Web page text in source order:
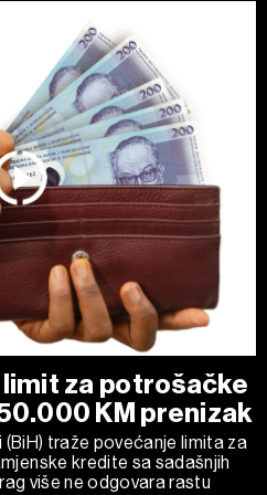
za potrošačke
KM prenizak
traže povećanje limita za
kredite sa sadašnjih
više ne odgovara rastu